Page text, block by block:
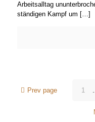
Arbeitsalltag
ständigen Kampf um […]
Prev page 1